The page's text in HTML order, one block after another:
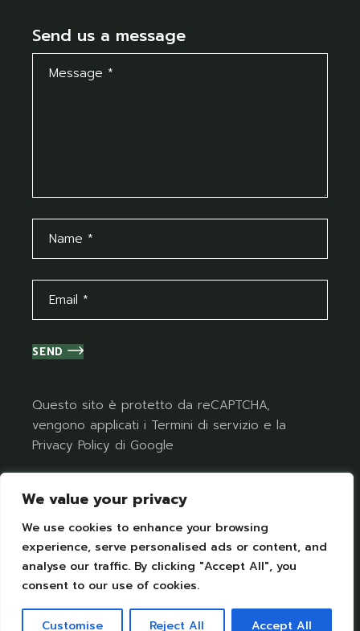
We value your privacy
We use cookies to enhance your browsing
experience, serve personalised ads or content, and
analyse our traffic. By clicking "Accept All", you
consent to our use of cookies.
Customise Reject All Accept All
Send us a message
SEND
Questo sito è protetto da reCAPTCHA,
vengono applicati i Termini di servizio e la
Privacy Policy di Google
Terms of UseIPrivacy Policy
© 2026 All Rights Reserved